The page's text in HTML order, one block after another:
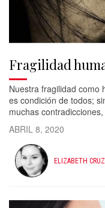
Fragilidad
Nuestra fragilidad como
es condición de todos;
muchas
ABRIL 8, 2020
ELIZABETH